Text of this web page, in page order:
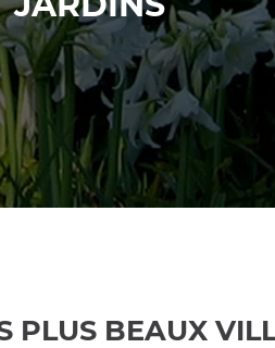
PLUS BEAUX